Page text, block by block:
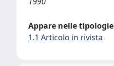
Appare nelle
1.1 Articolo in rivista